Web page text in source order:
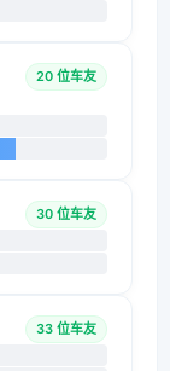
20 位车友
30 位车友
33 位车友